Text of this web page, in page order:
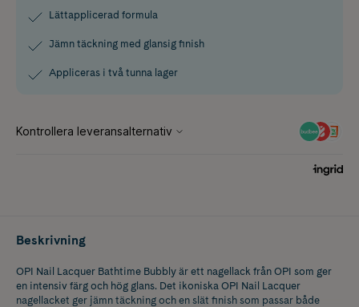
Lättapplicerad formula
Jämn täckning med glansig finish
Appliceras i två tunna lager
Beskrivning
OPI Nail Lacquer Bathtime Bubbly är ett nagellack från OPI som ger
en intensiv färg och hög glans. Det ikoniska OPI Nail Lacquer
nagellacket ger jämn täckning och en slät finish som passar både